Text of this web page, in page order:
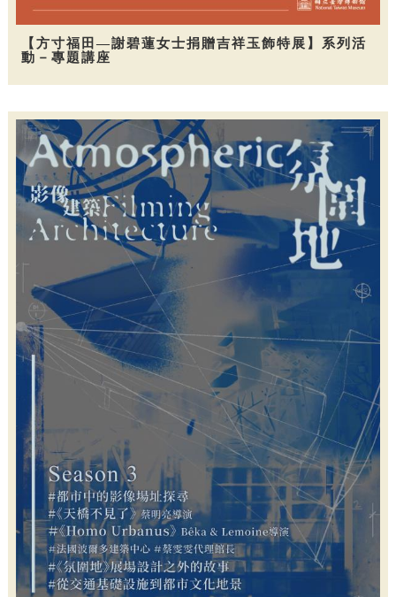
【方寸福田—謝碧蓮女士捐贈吉祥玉飾特展】系列活
動－專題講座